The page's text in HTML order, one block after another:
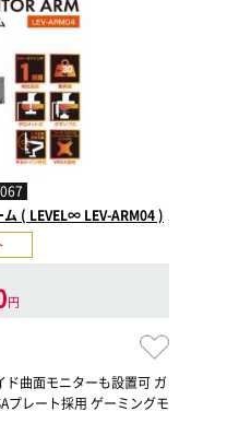
( LEVEL∞ LEV-ARM04 )
円
曲面モニターも設置可 ガ
プレート採用 ゲーミングモ